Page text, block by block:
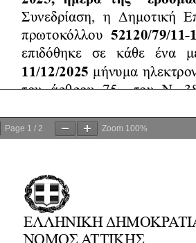
Page 1 / 2 Zoom 100%